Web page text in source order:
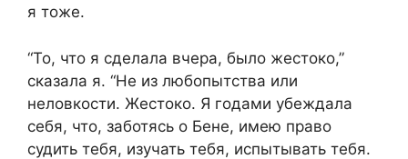
я тоже.
“То, что я сделала вчера, было жестоко,”
сказала я. “Не из любопытства или
неловкости. Жестоко. Я годами убеждала
себя, что, заботясь о Бене, имею право
судить тебя, изучать тебя, испытывать тебя.